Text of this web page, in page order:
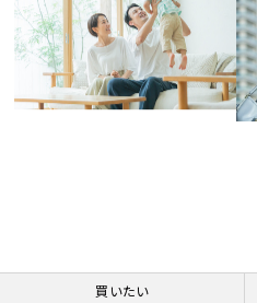
買いたい